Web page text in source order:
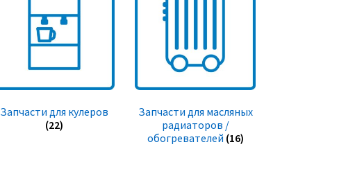
Запчасти для кулеров
(22)
Запчасти для масляных
радиаторов /
обогревателей (16)